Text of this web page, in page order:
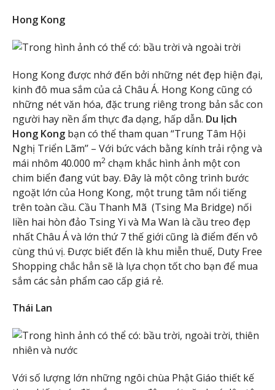
Hong Kong
Hong Kong được nhớ đến bởi những nét đẹp hiện đại,
kinh đô mua sắm của cả Châu Á. Hong Kong cũng có
những nét văn hóa, đặc trung riêng trong bản sắc con
người hay nền ẩm thực đa dạng, hấp dẫn. Du lịch
Hong Kong bạn có thể tham quan “Trung Tâm Hội
Nghị Triển Lãm’’ – Với bức vách bằng kính trải rộng và
mái nhôm 40.000 m2 chạm khắc hình ảnh một con
chim biển đang vút bay. Đây là một công trình bước
ngoặt lớn của Hong Kong, một trung tâm nổi tiếng
trên toàn cầu. Cầu Thanh Mã (Tsing Ma Bridge) nối
liền hai hòn đảo Tsing Yi và Ma Wan là cầu treo đẹp
nhất Châu Á và lớn thứ 7 thế giới cũng là điểm đến vô
cùng thú vị. Được biết đến là khu miễn thuế, Duty Free
Shopping chắc hẳn sẽ là lựa chọn tốt cho bạn để mua
sắm các sản phẩm cao cấp giá rẻ.
Thái Lan
Với số lượng lớn những ngôi chùa Phật Giáo thiết kế